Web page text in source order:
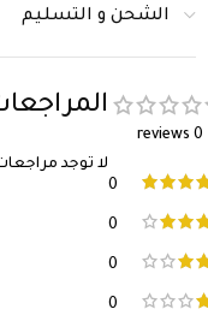
الشحن و التسليم
0 reviews
0
0
0
0
لا توجد